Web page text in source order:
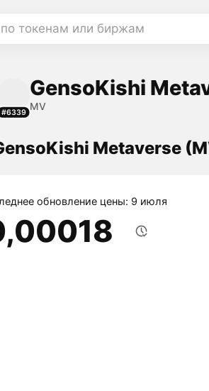
токенам или биржам
#6339
GensoKishi
MV
Metaverse
обновление цены: 9 июля